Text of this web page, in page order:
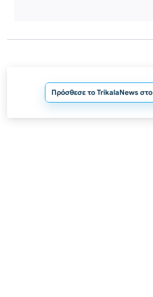
Πρόσθεσε το TrikalaNews στο